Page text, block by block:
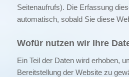
Seitenaufrufs). Die Erfassung
automatisch, sobald Sie diese
Wofür nutzen wir Ihre
Ein Teil der Daten wird erhoben,
Bereitstellung der Website zu